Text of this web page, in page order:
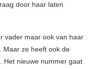
door haar laten
vader maar ook van haar
Maar ze heeft ook de
Het nieuwe nummer gaat